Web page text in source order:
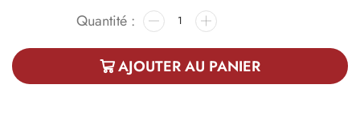
AJOUTER AU PANIER